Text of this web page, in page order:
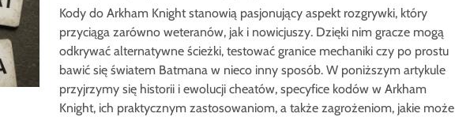
Kody do Arkham Knight stanowią pasjonujący aspekt rozgrywki, który
przyciąga zarówno weteranów, jak i nowicjuszy. Dzięki nim gracze mogą
odkrywać alternatywne ścieżki, testować granice mechaniki czy po prostu
bawić się światem Batmana w nieco inny sposób. W poniższym artykule
przyjrzymy się historii i ewolucji cheatów, specyfice kodów w Arkham
Knight, ich praktycznym zastosowaniom, a także zagrożeniom, jakie może